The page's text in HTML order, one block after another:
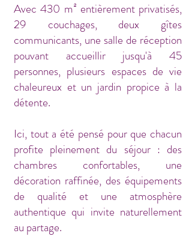
Avec 430 m² entièrement privatisés,
29 couchages, deux gîtes
communicants, une salle de réception
pouvant accueillir jusqu'à 45
personnes, plusieurs espaces de vie
chaleureux et un jardin propice à la
détente.
Ici, tout a été pensé pour que chacun
profite pleinement du séjour : des
chambres confortables, une
décoration raffinée, des équipements
de qualité et une atmosphère
authentique qui invite naturellement
au partage.